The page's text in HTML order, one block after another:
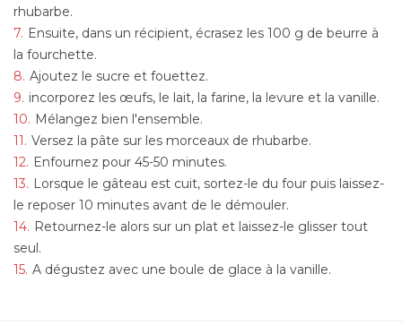
rhubarbe.
Ensuite, dans un récipient, écrasez les 100 g de beurre à
la fourchette.
Ajoutez le sucre et fouettez.
incorporez les œufs, le lait, la farine, la levure et la vanille.
Mélangez bien l'ensemble.
Versez la pâte sur les morceaux de rhubarbe.
Enfournez pour 45-50 minutes.
Lorsque le gâteau est cuit, sortez-le du four puis laissez-
le reposer 10 minutes avant de le démouler.
Retournez-le alors sur un plat et laissez-le glisser tout
seul.
A dégustez avec une boule de glace à la vanille.